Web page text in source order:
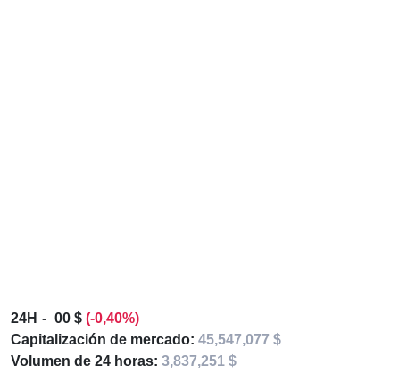
24H 00 $ (-0,40%)
Capitalización de mercado: 45,547,077 $
Volumen de 24 horas: 3,837,251 $